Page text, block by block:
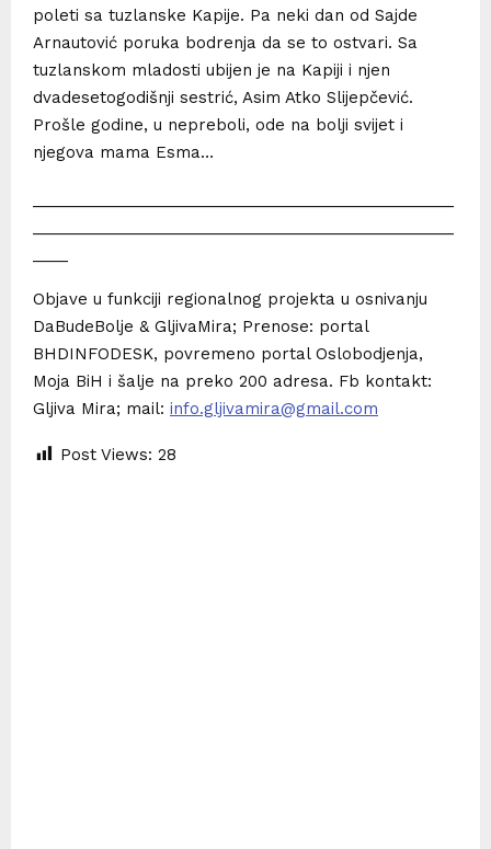
poleti sa tuzlanske Kapije. Pa neki dan od Sajde
Arnautović poruka bodrenja da se to ostvari. Sa
tuzlanskom mladosti ubijen je na Kapiji i njen
dvadesetogodišnji sestrić, Asim Atko Slijepčević.
Prošle godine, u nepreboli, ode na bolji svijet i
njegova mama Esma…
Objave u funkciji regionalnog projekta u osnivanju
DaBudeBolje & GljivaMira; Prenose: portal
BHDINFODESK, povremeno portal Oslobodjenja,
Moja BiH i šalje na preko 200 adresa. Fb kontakt:
Gljiva Mira; mail: info.gljivamira@gmail.com
Post Views: 28